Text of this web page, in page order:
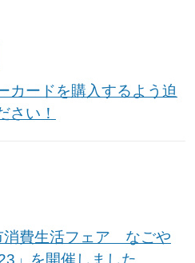
カードを購入するよう迫
さい！
消費生活フェア なごや